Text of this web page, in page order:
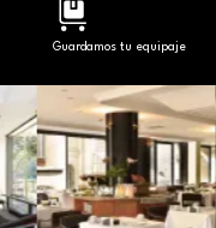
Guardamos tu equipaje